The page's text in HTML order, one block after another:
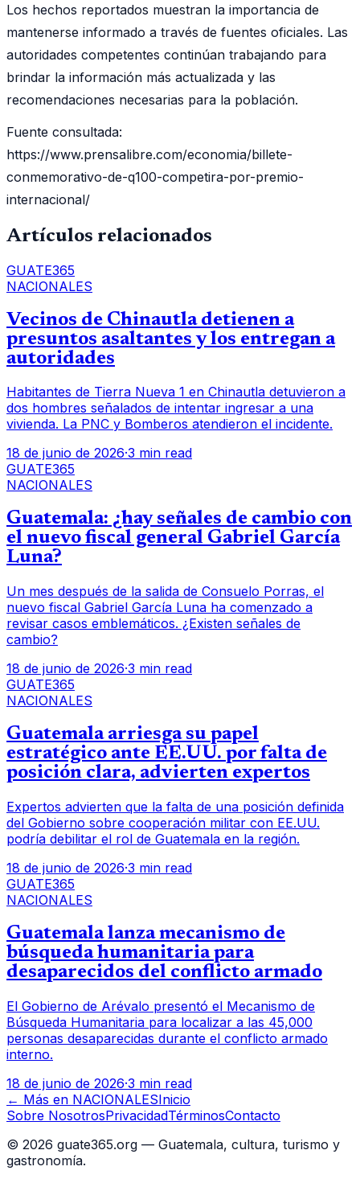
Los hechos reportados muestran la importancia de
mantenerse informado a través de fuentes oficiales. Las
autoridades competentes continúan trabajando para
brindar la información más actualizada y las
recomendaciones necesarias para la población.
Fuente consultada:
https://www.prensalibre.com/economia/billete-
conmemorativo-de-q100-competira-por-premio-
internacional/
Artículos relacionados
GUATE365
NACIONALES
Vecinos de Chinautla detienen a
presuntos asaltantes y los entregan a
autoridades
Habitantes de Tierra Nueva 1 en Chinautla detuvieron a
dos hombres señalados de intentar ingresar a una
vivienda. La PNC y Bomberos atendieron el incidente.
18 de junio de 2026·3 min read
GUATE365
NACIONALES
Guatemala: ¿hay señales de cambio con
el nuevo fiscal general Gabriel García
Luna?
Un mes después de la salida de Consuelo Porras, el
nuevo fiscal Gabriel García Luna ha comenzado a
revisar casos emblemáticos. ¿Existen señales de
cambio?
18 de junio de 2026·3 min read
GUATE365
NACIONALES
Guatemala arriesga su papel
estratégico ante EE.UU. por falta de
posición clara, advierten expertos
Expertos advierten que la falta de una posición definida
del Gobierno sobre cooperación militar con EE.UU.
podría debilitar el rol de Guatemala en la región.
18 de junio de 2026·3 min read
GUATE365
NACIONALES
Guatemala lanza mecanismo de
búsqueda humanitaria para
desaparecidos del conflicto armado
El Gobierno de Arévalo presentó el Mecanismo de
Búsqueda Humanitaria para localizar a las 45,000
personas desaparecidas durante el conflicto armado
interno.
18 de junio de 2026·3 min read
← Más en NACIONALESInicio
Sobre NosotrosPrivacidadTérminosContacto
© 2026 guate365.org — Guatemala, cultura, turismo y
gastronomía.